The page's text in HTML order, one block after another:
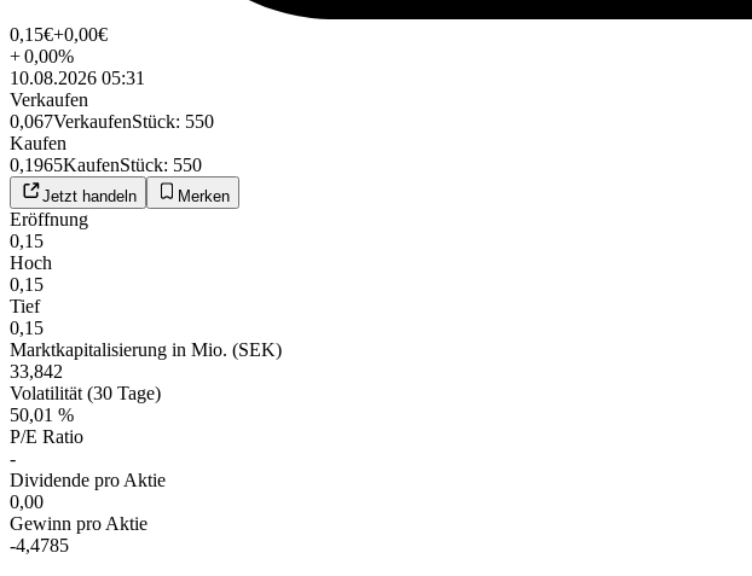
0,15€+0,00€
+0,00%
10.08.2026 05:31
Verkaufen
0,067VerkaufenStück: 550
Kaufen
0,1965KaufenStück: 550
Jetzt handeln Merken
Eröffnung
0,15
Hoch
0,15
Tief
0,15
Marktkapitalisierung in Mio. (SEK)
33,842
Volatilität (30 Tage)
50,01 %
P/E Ratio
-
Dividende pro Aktie
0,00
Gewinn pro Aktie
-4,4785